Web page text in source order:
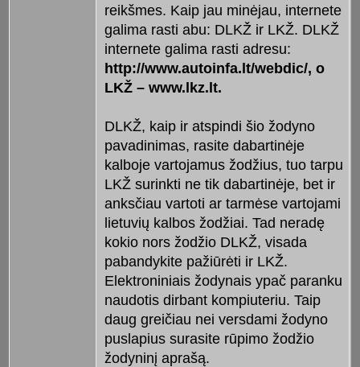
reikšmes. Kaip jau minėjau, internete
galima rasti abu: DLKŽ ir LKŽ. DLKŽ
internete galima rasti adresu:
http://www.autoinfa.lt/webdic/, o
LKŽ – www.lkz.lt.
DLKŽ, kaip ir atspindi šio žodyno
pavadinimas, rasite dabartinėje
kalboje vartojamus žodžius, tuo tarpu
LKŽ surinkti ne tik dabartinėje, bet ir
anksčiau vartoti ar tarmėse vartojami
lietuvių kalbos žodžiai. Tad neradę
kokio nors žodžio DLKŽ, visada
pabandykite pažiūrėti ir LKŽ.
Elektroniniais žodynais ypač paranku
naudotis dirbant kompiuteriu. Taip
daug greičiau nei versdami žodyno
puslapius surasite rūpimo žodžio
žodyninį aprašą.